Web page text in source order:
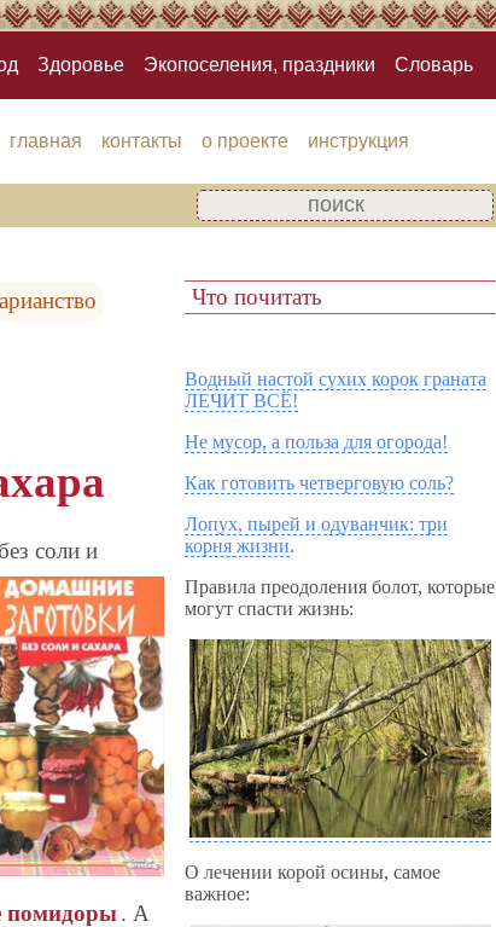
Здоровье Экопоселения, праздники Словарь
главная контакты о проекте инструкция
соли и
помидоры. А
Что почитать
Водный настой сухих корок граната
ЛЕЧИТ ВСЁ!
Не мусор, а польза для огорода!
Как готовить четверговую соль?
Лопух, пырей и одуванчик: три
корня жизни.
Правила преодоления болот, которые
могут спасти жизнь:
О лечении корой осины, самое
важное: